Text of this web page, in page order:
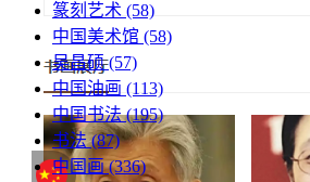
篆刻艺术 (58)
中国美术馆 (58)
吴昌硕(57)
中国油画 (113)
中国书法(195)
书法(87)
中国画(336)